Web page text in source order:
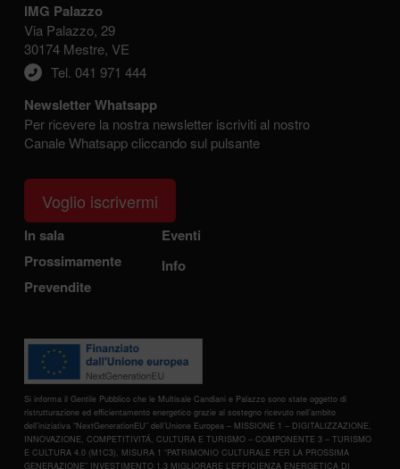
IMG Palazzo
Via Palazzo, 29
30174 Mestre, VE
Tel. 041 971 444
Newsletter Whatsapp
Per ricevere la nostra newsletter iscriviti al nostro
Canale Whatsapp cliccando sul pulsante
Voglio iscrivermi
In sala
Prossimamente
Prevendite
Eventi
Info
Si informa il Gentile Pubblico che le Multisale Candiani e Palazzo sono state oggetto di
ristrutturazione ed efficientamento energetico grazie al sostegno ricevuto nell’ambito
dell’iniziativa “NextGenerationEU” dell’Unione Europea – MISSIONE 1 – DIGITALIZZAZIONE,
INNOVAZIONE, COMPETITIVITÁ, CULTURA E TURISMO – COMPONENTE 3 – TURISMO
E CULTURA 4.0 (M1C3), MISURA 1 “PATRIMONIO CULTURALE PER LA PROSSIMA
GENERAZIONE” INVESTIMENTO 1.3 MIGLIORARE L’EFFICIENZA ENERGETICA DI